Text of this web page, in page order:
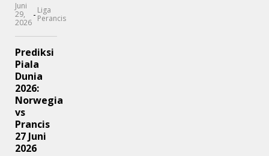
Juni
29,
2026
- Liga
Perancis
Prediksi
Piala
Dunia
2026:
Norwegia
vs
Prancis
27 Juni
2026